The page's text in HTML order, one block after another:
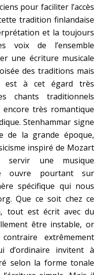
pour faciliter l’accès
tradition finlandaise
et la toujours
voix de l’ensemble
une écriture musicale
des traditions mais
est à cet égard très
chants traditionnels
très romantique
Stenhammar signe
de la grande époque,
inspiré de Mozart
servir une musique
ouvre pourtant sur
spécifique qui nous
Que ce soit chez ce
tout est écrit avec du
être instable, or
extrêmement
d’ordinaire invitent à
selon la forme tonale